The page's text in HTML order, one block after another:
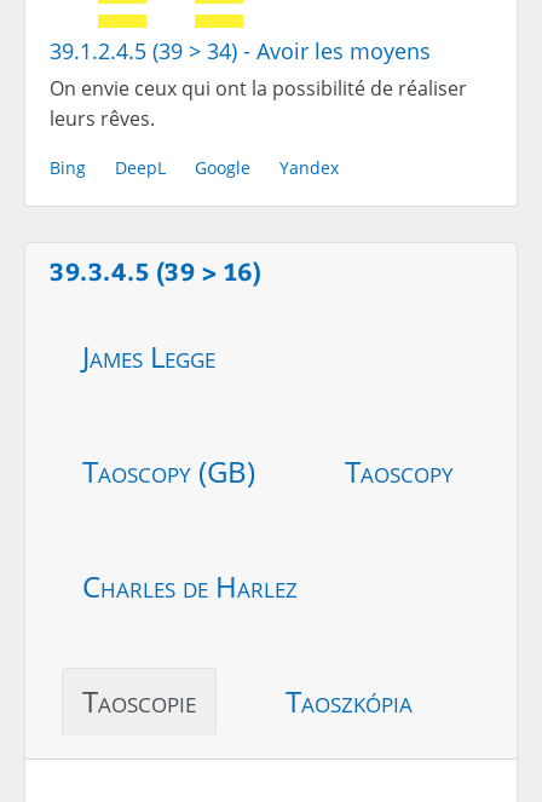
39.1.2.4.5 (39 > 34) - Avoir les moyens
On envie ceux qui ont la possibilité de réaliser
leurs rêves.
Bing DeepL Google Yandex
39.3.4.5 (39 > 16)
James Legge
Taoscopy (GB) Taoscopy
Charles de Harlez
Taoscopie Taoszkópia